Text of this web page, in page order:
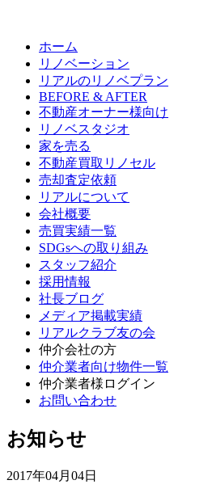
ホーム
リノベーション
リアルのリノベプラン
BEFORE & AFTER
不動産オーナー様向け
リノベスタジオ
家を売る
不動産買取リノセル
売却査定依頼
リアルについて
会社概要
売買実績一覧
SDGsへの取り組み
スタッフ紹介
採用情報
社長ブログ
メディア掲載実績
リアルクラブ友の会
仲介会社の方
仲介業者向け物件一覧
仲介業者様ログイン
お問い合わせ
お知らせ
2017年04月04日